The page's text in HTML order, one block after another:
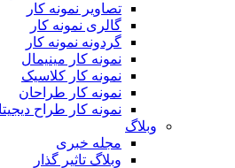
تصاویر نمونه کار
گالری نمونه کار
گردونه نمونه کار
نمونه کار مینیمال
نمونه کار کلاسیک
نمونه کار طراحان
نمونه کار طراح
وبلاگ
مجله خبری
وبلاگ تاثیر گذار